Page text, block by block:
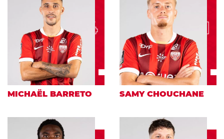
4
MICHAËL BARRETO
21
SAMY CHOUCHANE